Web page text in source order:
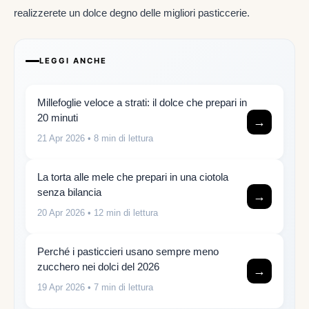
realizzerete un dolce degno delle migliori pasticcerie.
LEGGI ANCHE
Millefoglie veloce a strati: il dolce che prepari in
20 minuti
21 Apr 2026 • 8 min di lettura
→
La torta alle mele che prepari in una ciotola
senza bilancia
20 Apr 2026 • 12 min di lettura
→
Perché i pasticcieri usano sempre meno
zucchero nei dolci del 2026
19 Apr 2026 • 7 min di lettura
→